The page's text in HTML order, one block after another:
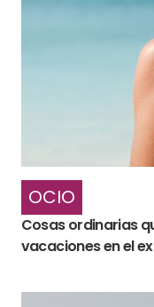
OCIO
Cosas ordinarias
vacaciones en el